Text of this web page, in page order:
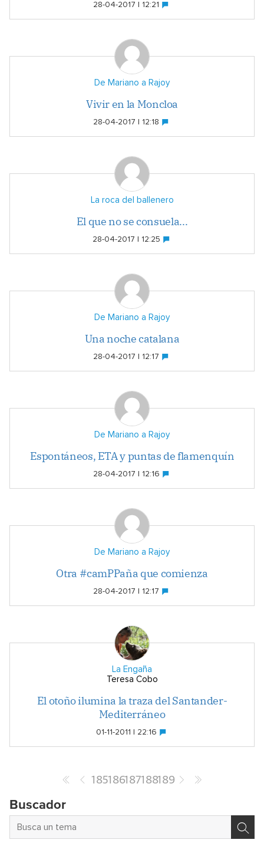
28-04-2017 | 12:21
De Mariano a Rajoy
Vivir en la Moncloa
28-04-2017 | 12:18
La roca del ballenero
El que no se consuela...
28-04-2017 | 12:25
De Mariano a Rajoy
Una noche catalana
28-04-2017 | 12:17
De Mariano a Rajoy
Espontáneos, ETA y puntas de flamenquín
28-04-2017 | 12:16
De Mariano a Rajoy
Otra #camPPaña que comienza
28-04-2017 | 12:17
La Engaña
Teresa Cobo
El otoño ilumina la traza del Santander-
Mediterráneo
01-11-2011 | 22:16
185186187188189
Buscador